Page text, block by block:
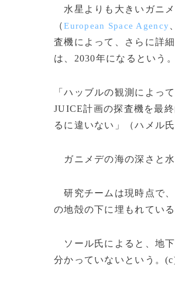
水星よりも大きいガニメ
（European Space Agency
査機によって、さらに詳
は、2030年になるという。
「ハッブルの観測によっ
JUICE計画の探査機を最
るに違いない」（ハメル氏
ガニメデの海の深さと水
研究チームは現時点で
の地殻の下に埋もれてい
ソール氏によると、地
分かっていないという。